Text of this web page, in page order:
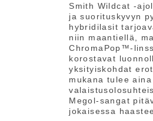
Smith Wildcat -
ja suorituskyvyn
hybridilasit
niin maantiellä,
ChromaPop™-
korostavat
yksityiskohdat
mukana tulee
Megol-sangat
jokaisessa